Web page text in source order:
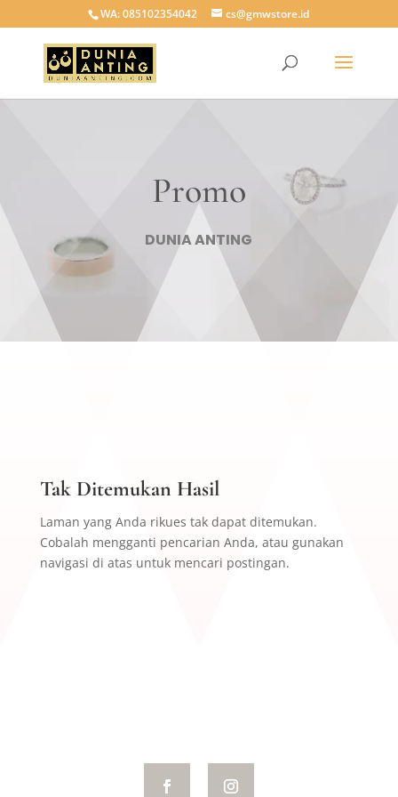
WA: 085102354042 cs@gmwstore.id
Promo
DUNIA ANTING
Tak Ditemukan Hasil
Laman yang Anda rikues tak dapat ditemukan.
Cobalah mengganti pencarian Anda, atau gunakan
navigasi di atas untuk mencari postingan.